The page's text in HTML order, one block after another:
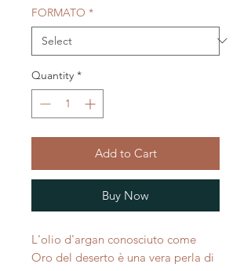
FORMATO *
Quantity *
Add to Cart
Buy Now
L'olio d'argan conosciuto come
Oro del deserto è una vera perla di